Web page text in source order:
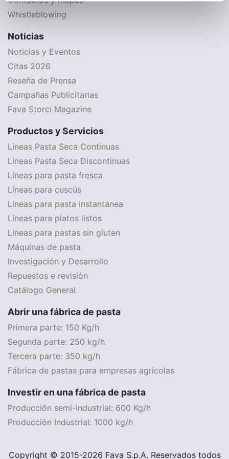
Whistleblowing
Noticias
Noticias y Eventos
Citas 2026
Reseña de Prensa
Campañas Publicitarias
Fava Storci Magazine
Productos y Servicios
Lineas Pasta Seca Continuas
Lineas Pasta Seca Discontinuas
Líneas para pasta fresca
Líneas para cuscús
Líneas para pasta instantánea
Líneas para platos listos
Líneas para pastas sin gluten
Máquinas de pasta
Investigación y Desarrollo
Repuestos e revisiòn
Catálogo General
Abrir una fábrica de pasta
Primera parte: 150 Kg/h
Segunda parte: 250 kg/h
Tercera parte: 350 kg/h
Fábrica de pastas para empresas agrícolas
Investir en una fábrica de pasta
Producción semi-industrial: 600 Kg/h
Producción Industrial: 1000 kg/h
Copyright © 2015-2026 Fava S.p.A. Reservados todos